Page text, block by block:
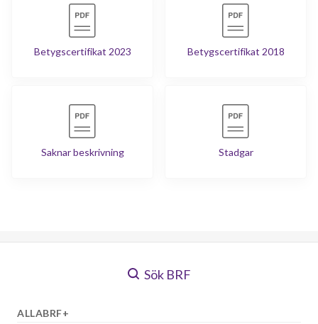
Betygscertifikat 2023 Betygscertifikat 2018
Saknar beskrivning Stadgar
Sök BRF
ALLABRF+